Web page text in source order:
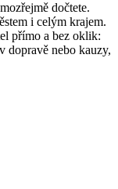
dočtete.
i celým krajem.
přímo a bez oklik:
dopravě nebo kauzy,